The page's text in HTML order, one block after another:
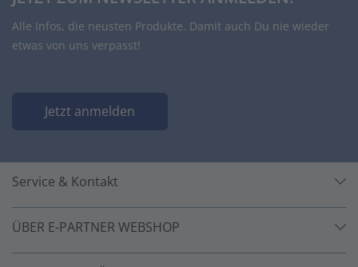
Alle Infos, die neusten Produkte. Damit auch Du nie wieder
etwas von uns verpasst!
Jetzt anmelden
Service & Kontakt
ÜBER E-PARTNER WEBSHOP